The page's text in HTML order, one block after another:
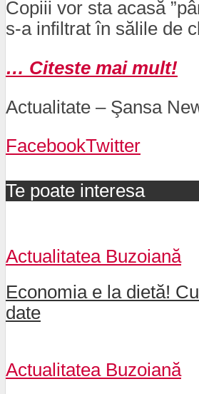
Copiii vor sta acasă
s-a infiltrat în sălile de
… Citeste mai mult!
Actualitate – Şansa
FacebookTwitter
Te poate interesa
Actualitatea Buzoiană
Economia e la dietă!
date
Actualitatea Buzoiană